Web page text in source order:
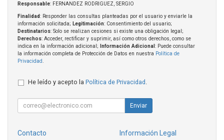
Responsable: FERNANDEZ RODRIGUEZ, SERGIO
Finalidad: Responder las consultas planteadas por el usuario y enviarle la
información solicitada; Legitimación: Consentimiento del usuario;
Destinatarios: Solo se realizan cesiones si existe una obligación legal;
Derechos: Acceder, rectificar y suprimir, así como otros derechos, como se
indica en la información adicional;
Información Adicional : Puede consultar
la información completa de Protección de Datos en nuestra Política de
Privacidad
He leído y acepto la Política de Privacidad
Enviar
Contacto
Información Legal